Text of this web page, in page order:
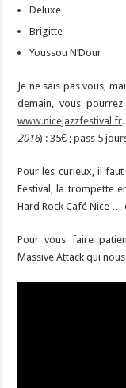
Deluxe
Brigitte
Youssou N’Dour
Je ne sais pas vous,
demain, vous
www.nicejazzfestival.fr
2016) : 35€ ; pass 5
Pour les curieux, il
Festival, la trompette
Hard Rock Café Nice
Pour vous faire
Massive Attack qui